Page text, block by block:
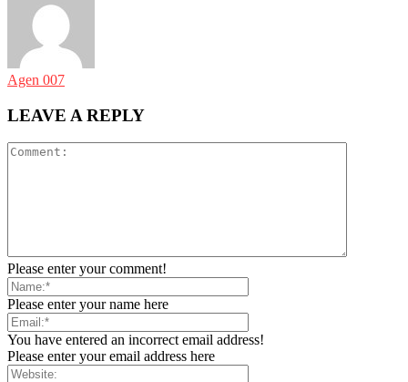
Agen 007
LEAVE A REPLY
Please enter your comment!
Please enter your name here
You have entered an incorrect email address!
Please enter your email address here